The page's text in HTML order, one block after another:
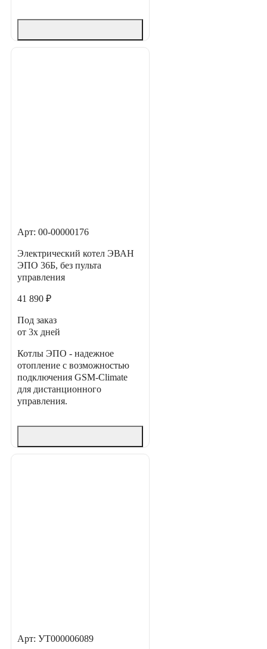
Арт: 00-00000176
Электрический котел ЭВАН
ЭПО 36Б, без пульта
управления
41 890 ₽
Под заказ
от 3х дней
Котлы ЭПО - надежное
отопление с возможностью
подключения GSM-Climate
для дистанционного
управления.
Арт: УТ000006089